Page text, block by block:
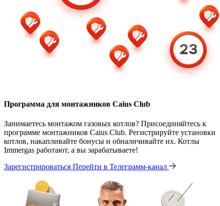
Программа для монтажников Caius Club
Занимаетесь монтажом газовых котлов? Присоединяйтесь к
программе монтажников Caius Club. Регистрируйте установки
котлов, накапливайте бонусы и обналичивайте их. Котлы
Immergas работают, а вы зарабатываете!
Зарегистрироваться Перейти в Телеграмм-канал